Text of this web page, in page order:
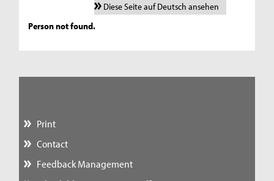
Diese Seite auf Deutsch ansehen
Person not found.
Print
Contact
Feedback Management